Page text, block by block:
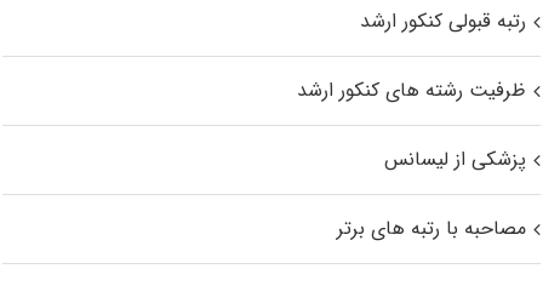
رتبه قبولی کنکور ارشد
ظرفیت رشته های کنکور ارشد
پزشکی از لیسانس
مصاحبه با رتبه های برتر